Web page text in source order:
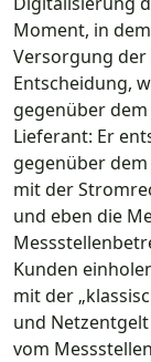
Moment, in
Versorgung
Entscheidung,
gegenüber
Lieferant: Er
gegenüber
mit der
und eben die
Kunden
mit der
und
vom